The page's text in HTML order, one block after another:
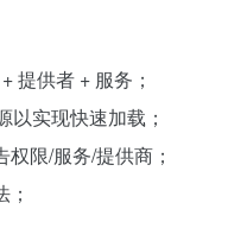
提供者 + 服务；
实现快速加载；
限/服务/提供商；